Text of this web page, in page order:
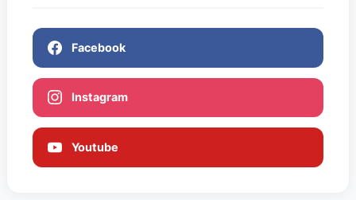
Facebook
Instagram
Youtube